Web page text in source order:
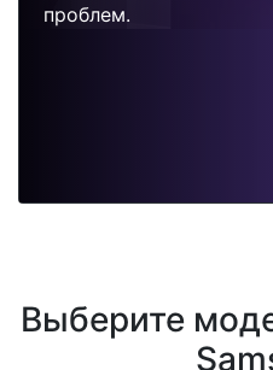
проблем.
Выберите